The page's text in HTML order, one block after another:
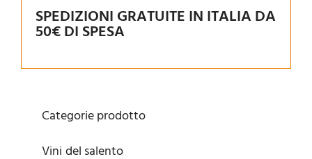
SPEDIZIONI GRATUITE IN ITALIA DA
50€ DI SPESA
Categorie prodotto
Vini del salento